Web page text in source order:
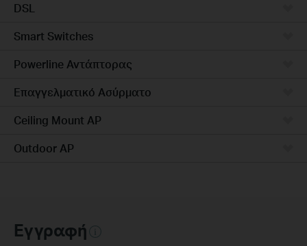
DSL
Smart Switches
Powerline Αντάπτορας
Επαγγελματικό Ασύρματο
Ceiling Mount AP
Outdoor AP
Εγγραφή